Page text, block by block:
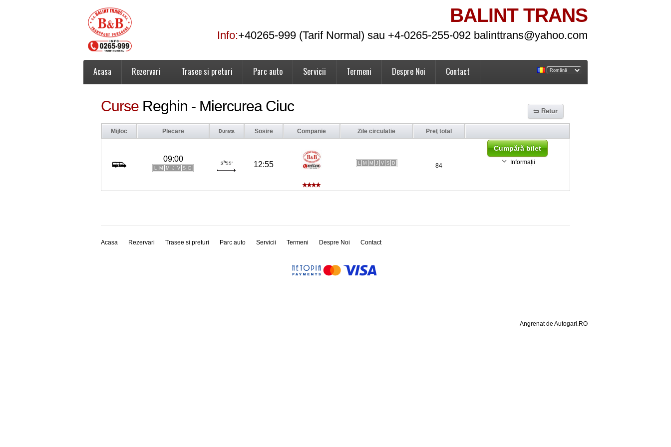
BALINT TRANS
Info:+40265-999 (Tarif Normal) sau +4-0265-255-092 balinttrans@yahoo.com
Acasa Rezervari Trasee si preturi Parc auto Servicii Termeni Despre Noi Contact
Curse Reghin - Miercurea Ciuc Retur
Mijloc Plecare Durata Sosire Companie Zile circulatie Preţ total
09:00
L M M J V S D
3 h55' 12:55 L M M J V S D 84
Cumpără bilet
Informații
Acasa Rezervari Trasee si preturi Parc auto Servicii Termeni Despre Noi Contact
Angrenat de Autogari.RO